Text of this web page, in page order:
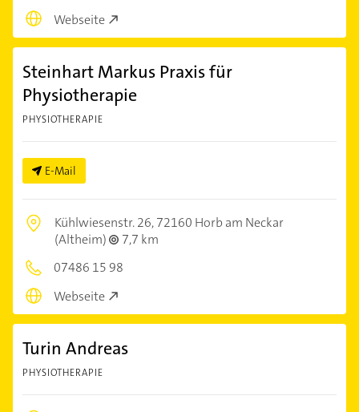
Webseite
Steinhart Markus Praxis für
Physiotherapie
PHYSIOTHERAPIE
E-Mail
Kühlwiesenstr. 26,72160 Horb am Neckar
(Altheim)
7,7 km
07486 15 98
Webseite
Turin Andreas
PHYSIOTHERAPIE